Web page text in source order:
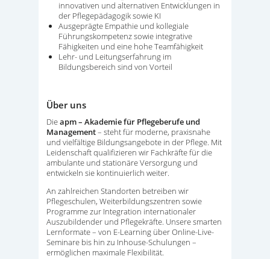
innovativen und alternativen Entwicklungen in
der Pflegepädagogik sowie KI
Ausgeprägte Empathie und kollegiale
Führungskompetenz sowie integrative
Fähigkeiten und eine hohe Teamfähigkeit
Lehr- und Leitungserfahrung im
Bildungsbereich sind von Vorteil
Über uns
Dieapm – Akademie für Pflegeberufe und
Management– steht für moderne, praxisnahe
und vielfältige Bildungsangebote in der Pflege. Mit
Leidenschaft qualifizieren wir Fachkräfte für die
ambulante und stationäre Versorgung und
entwickeln sie kontinuierlich weiter.
An zahlreichen Standorten betreiben wir
Pflegeschulen, Weiterbildungszentren sowie
Programme zur Integration internationaler
Auszubildender und Pflegekräfte. Unsere smarten
Lernformate – von E-Learning über Online-Live-
Seminare bis hin zu Inhouse-Schulungen –
ermöglichen maximale Flexibilität.